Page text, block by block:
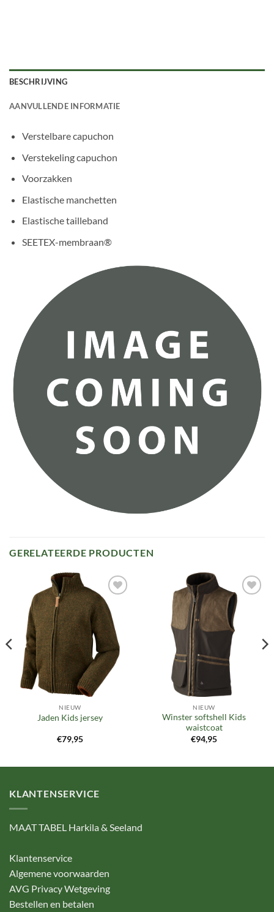
BESCHRIJVING
AANVULLENDE INFORMATIE
Verstelbare capuchon
Verstekeling capuchon
Voorzakken
Elastische manchetten
Elastische tailleband
SEETEX-membraan®
GERELATEERDE PRODUCTEN
Toevoegen
aan
verlanglijst
NIEUW
Jaden Kids jersey
€79,95
Toevoegen
aan
verlanglijst
NIEUW
Winster softshell Kids
waistcoat
€94,95
KLANTENSERVICE
MAAT TABEL Harkila & Seeland
Klantenservice
Algemene voorwaarden
AVG Privacy Wetgeving
Bestellen en betalen